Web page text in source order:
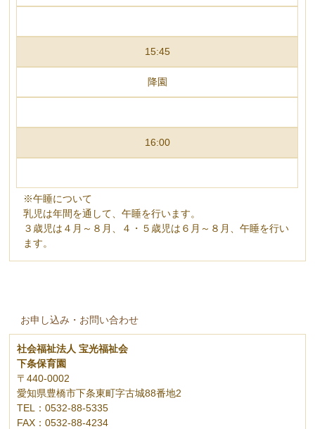
15:45
降園
16:00
※午睡について
乳児は年間を通して、午睡を行います。
３歳児は４月～８月、４・５歳児は６月～８月、午睡を行い
ます。
お申し込み・お問い合わせ
社会福祉法人 宝光福祉会
下条保育園
〒440-0002
愛知県豊橋市下条東町字古城88番地2
TEL：0532-88-5335
FAX：0532-88-4234